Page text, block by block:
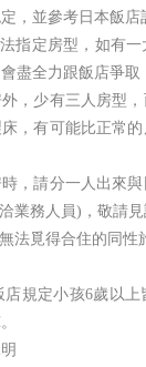
，並參考日本飯店
指定房型，如有
盡全力跟飯店爭取
，少有三人房型
，有可能比正常
，請分一人出來
業務人員)，敬請見
法覓得合住的同性
規定小孩6歲以